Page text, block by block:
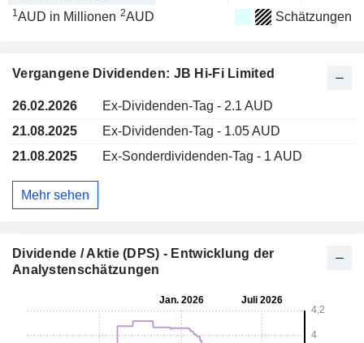
1AUD in Millionen 2AUD Schätzungen
Vergangene Dividenden: JB Hi-Fi Limited
26.02.2026
Ex-Dividenden-Tag - 2.1 AUD
21.08.2025
Ex-Dividenden-Tag - 1.05 AUD
21.08.2025
Ex-Sonderdividenden-Tag - 1 AUD
Mehr sehen
Dividende / Aktie (DPS) - Entwicklung der
Analystenschätzungen